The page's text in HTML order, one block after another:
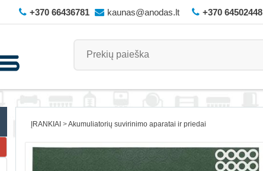
+370 66436781 kaunas@anodas.lt +370 64502448
ĮRANKIAI Akumuliatorių suvirinimo aparatai ir priedai